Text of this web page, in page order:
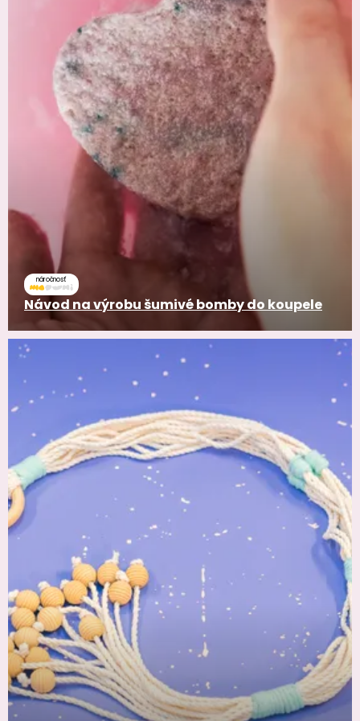
náročnosť
Návod na výrobu šumivé bomby do koupele